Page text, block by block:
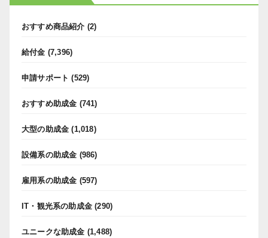
おすすめ商品紹介 (2)
給付金 (7,396)
申請サポート (529)
おすすめ助成金 (741)
大型の助成金 (1,018)
設備系の助成金 (986)
雇用系の助成金 (597)
IT・観光系の助成金 (290)
ユニークな助成金 (1,488)